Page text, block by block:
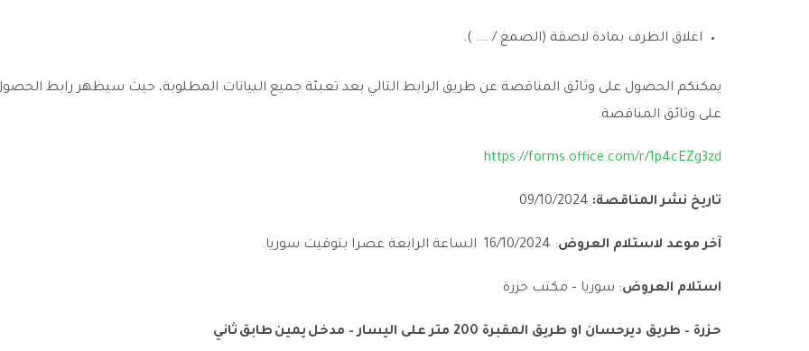
اغلاق الظرف بمادة لاصقة (الصمغ / …. ).
يمكنكم الحصول على وثائق المناقصة عن طريق الرابط التالي بعد تعبئة جميع البيانات المطلوبة، حيث سيظهر رابط
على وثائق المناقصة.
https://forms.office.com/r/1p4cEZg3zd
تاريخ نشر المناقصة: 09/10/2024
آخر موعد لاستلام العروض:
16/10/2024 الساعة الرابعة عصرا بتوقيت سوريا.
استلام العروض: سوريا – مكتب حزرة
حزرة – طريق ديرحسان او طريق المقبرة 200 متر على اليسار – مدخل يمين طابق ثاني